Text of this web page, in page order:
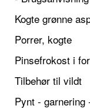
Kogte grønne
Porrer, kogte
Pinsefrokost i
Tilbehør til vildt
Pynt - garnering